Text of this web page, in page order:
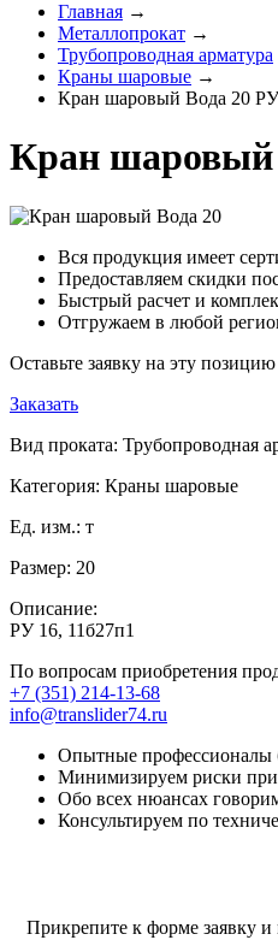
Главная →
Металлопрокат →
Трубопроводная арматура
Краны шаровые →
Кран шаровый Вода 20 РУ
Кран шаровый
Вся продукция имеет
Предоставляем скидки
Быстрый расчет и
Отгружаем в любой
Оставьте заявку на эту
Заказать
Вид проката: Трубопроводная
Категория: Краны шаровые
Ед. изм.: т
Размер: 20
Описание:
РУ 16, 11б27п1
По вопросам приобретения
+7 (351) 214-13-68
info@translider74.ru
Опытные профессионалы
Минимизируем риски при
Обо всех нюансах
Консультируем по
Прикрепите к форме заявку